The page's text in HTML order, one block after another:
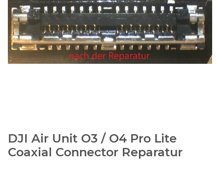
DJI Air Unit O3 / O4 Pro Lite
Coaxial Connector Reparatur